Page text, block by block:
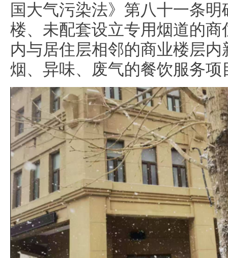
国大气污染法》第八十一条
楼、未配套设立专用烟道的
内与居住层相邻的商业楼层
烟、异味、废气的餐饮服务项